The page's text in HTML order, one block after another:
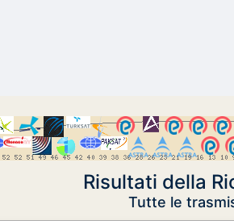
Risultati della
Tutte le